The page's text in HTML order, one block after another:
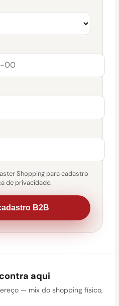
Shopping para cadastro
de privacidade.
B2B
aqui
— mix do shopping físico,